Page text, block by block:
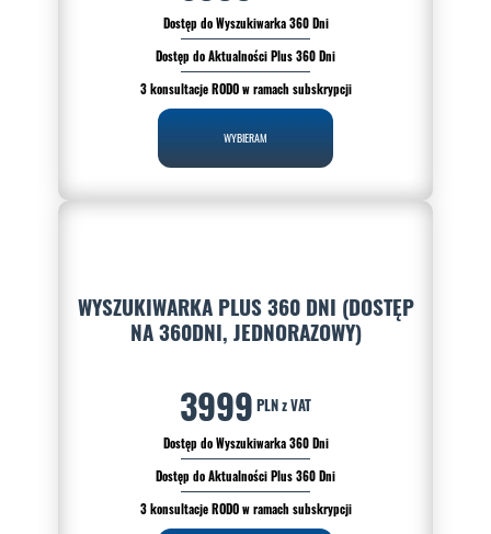
Dostęp do Wyszukiwarka 360 Dni
Dostęp do Aktualności Plus 360 Dni
3 konsultacje RODO w ramach subskrypcji
WYBIERAM
WYSZUKIWARKA PLUS 360 DNI (DOSTĘP
NA 360DNI, JEDNORAZOWY)
3999 PLN z VAT
Dostęp do Wyszukiwarka 360 Dni
Dostęp do Aktualności Plus 360 Dni
3 konsultacje RODO w ramach subskrypcji